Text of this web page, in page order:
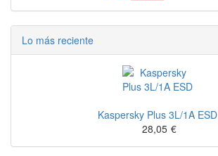
Lo más reciente
Kaspersky Plus 3L/1A ESD
28,05 €